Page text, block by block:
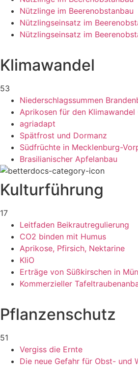
Nützlinge im Beerenobstanbau
Nützlingseinsatz im
Nützlingseinsatz im
Klimawandel
53
Niederschlagssummen
Aprikosen für den Klimawandel
agriadapt
Spätfrost und Dormanz
Südfrüchte in Mecklenburg-
Brasilianischer Apfelanbau
Kulturführung
17
Leitfaden Beikrautregulierung
CO2 binden mit Humus
Aprikose, Pfirsich, Nektarine
KliO
Erträge von Süßkirschen in
Kommerzieller
Pflanzenschutz
51
Vergiss die Ernte
Die neue Gefahr für Obst- und